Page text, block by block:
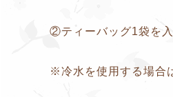
②ティーバッグ1袋を
※冷水を使用する場合